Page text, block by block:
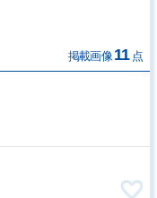
掲載画像 11 点